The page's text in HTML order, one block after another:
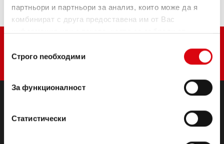
партньори и партньори за анализ, които може да я
комбинират с друга предоставена им от Вас
информация или с такава, която са събрали от
наСтрого nеобходими
За функционалност
Статистически
ПРОДУКТИ